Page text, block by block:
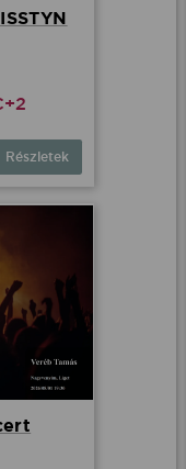
Részletek